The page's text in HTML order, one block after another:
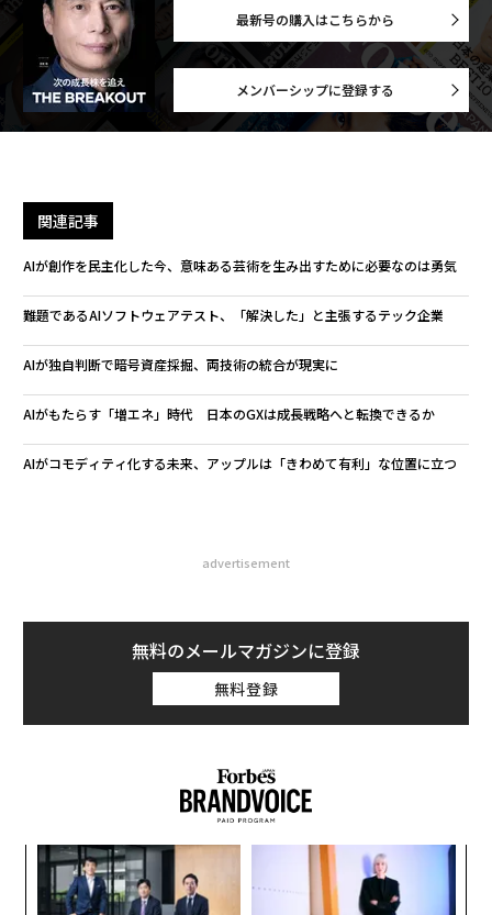
最新号の購入はこちらから
メンバーシップに登録する
関連記事
AIが創作を民主化した今、意味ある芸術を生み出すために必要なのは勇気
難題であるAIソフトウェアテスト、「解決した」と主張するテック企業
AIが独自判断で暗号資産採掘、両技術の統合が現実に
AIがもたらす「増エネ」時代 日本のGXは成長戦略へと転換できるか
AIがコモディティ化する未来、アップルは「きわめて有利」な位置に立つ
advertisement
無料のメールマガジンに登録
無料登録